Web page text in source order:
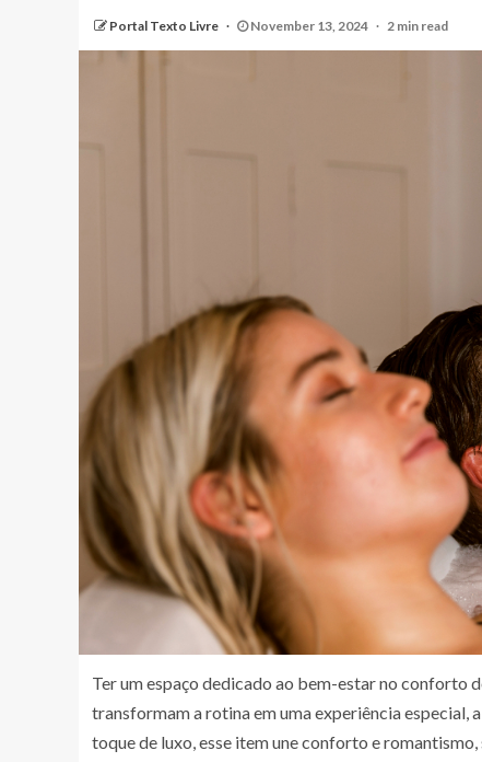
Portal Texto Livre November 13, 2024 2 min read
Ter um espaço dedicado ao bem-estar no conforto
transformam a rotina em uma experiência especial, a
toque de luxo, esse item une conforto e